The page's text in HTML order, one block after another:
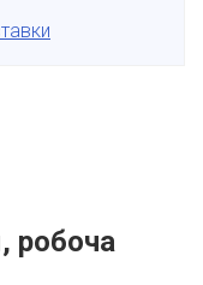
робоча